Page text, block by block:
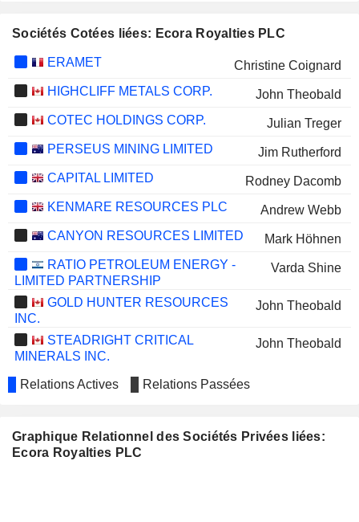
Sociétés Cotées liées: Ecora Royalties PLC
ERAMET
Christine Coignard
HIGHCLIFF METALS CORP.
John Theobald
COTEC HOLDINGS CORP.
Julian Treger
PERSEUS MINING LIMITED
Jim Rutherford
CAPITAL LIMITED
Rodney Dacomb
KENMARE RESOURCES PLC
Andrew Webb
CANYON RESOURCES LIMITED
Mark Höhnen
RATIO PETROLEUM ENERGY -
LIMITED PARTNERSHIP
Varda Shine
GOLD HUNTER RESOURCES
INC.
John Theobald
STEADRIGHT CRITICAL
MINERALS INC.
John Theobald
Relations Actives Relations Passées
Graphique Relationnel des Sociétés Privées liées:
Ecora Royalties PLC